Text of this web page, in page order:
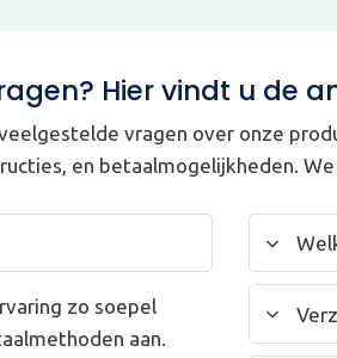
Hier vindt u de
vragen over onze
en betaalmogelijkheden.
zo soepel
aan.